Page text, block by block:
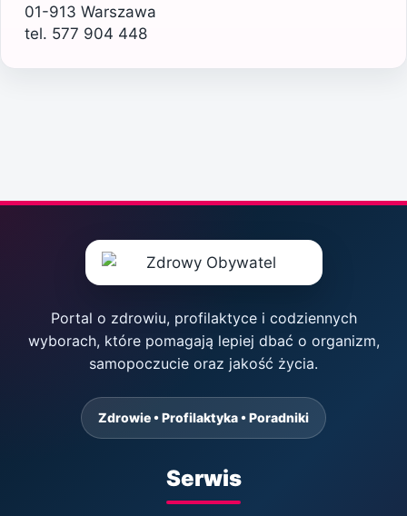
01-913 Warszawa
tel. 577 904 448
Portal o zdrowiu, profilaktyce i codziennych
wyborach, które pomagają lepiej dbać o organizm,
samopoczucie oraz jakość życia.
Zdrowie • Profilaktyka • Poradniki
Serwis